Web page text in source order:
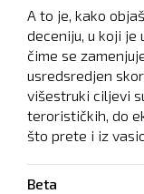
A to je, kako
deceniju, u koji je
čime se
usredsredjen
višestruki ciljevi
terorističkih, do
što prete i iz
Beta